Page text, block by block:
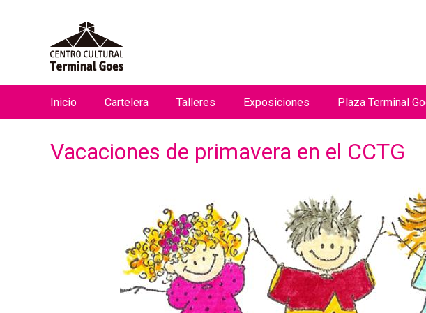
Vacaciones de primavera en el CCTG
n
Inicio Cartelera Talleres Exposiciones Plaza Terminal